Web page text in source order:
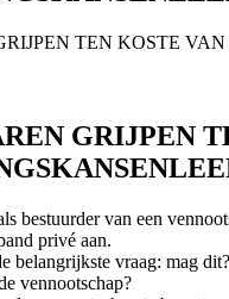
TEN KOSTE
GRIJPEN
bestuurder van een
privé aan.
vraag: mag
vennootschap?